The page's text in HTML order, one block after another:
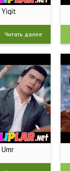
Yigit
Читать далее